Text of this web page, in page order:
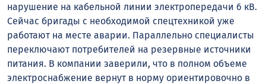
нарушение на кабельной линии электропередачи 6 кВ.
Сейчас бригады с необходимой спецтехникой уже
работают на месте аварии. Параллельно специалисты
переключают потребителей на резервные источники
питания. В компании заверили, что в полном объеме
электроснабжение вернут в норму ориентировочно в